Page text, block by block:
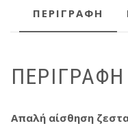
ΠΕΡΙΓΡΑΦΉ
ΠΕΡΙΓΡΑΦΉ
Απαλή αίσθηση